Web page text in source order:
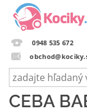
0948 535 672
CEBA